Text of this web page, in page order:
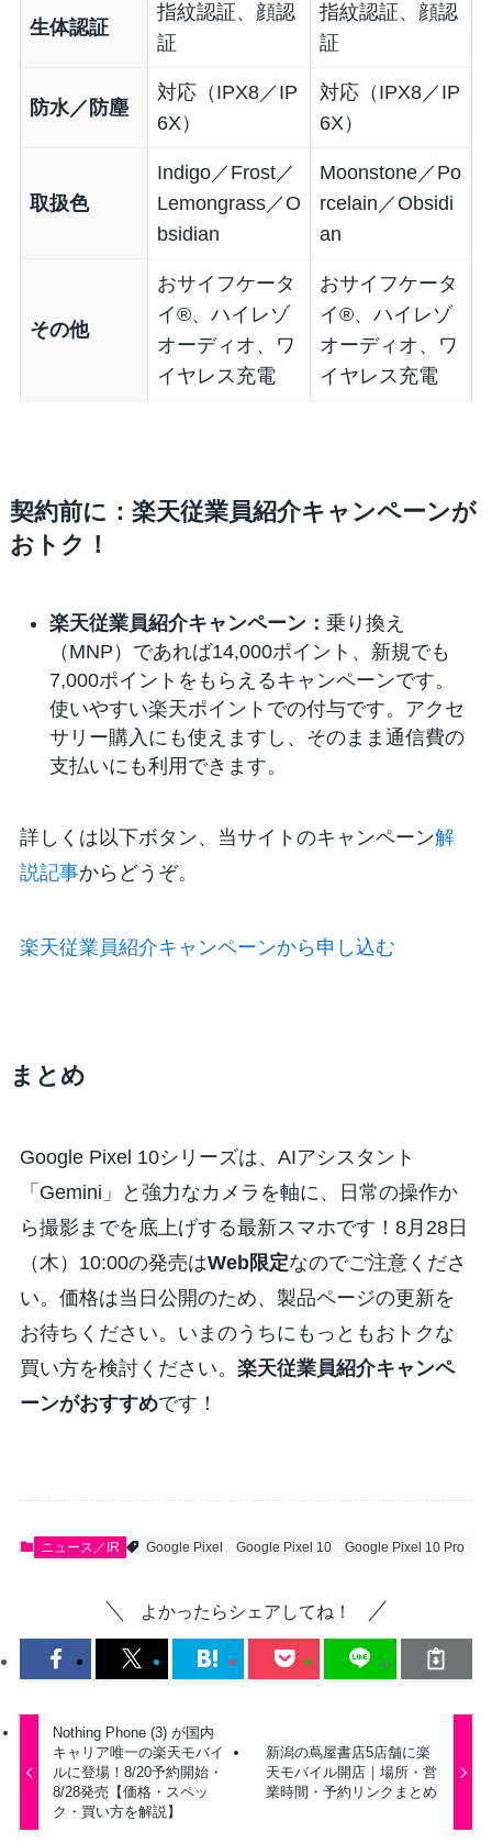
生体認証
指紋認証、顔認
証
指紋認証、顔認
証
防水／防塵
対応（IPX8／IP
6X）
対応（IPX8／IP
6X）
取扱色
Indigo／Frost／
Lemongrass／O
bsidian
Moonstone／Po
rcelain／Obsidi
an
その他
おサイフケータ
イ®、ハイレゾ
オーディオ、ワ
イヤレス充電
おサイフケータ
イ®、ハイレゾ
オーディオ、ワ
イヤレス充電
契約前に：楽天従業員紹介キャンペーンが
おトク！
楽天従業員紹介キャンペーン： 乗り換え
（MNP）であれば14,000ポイント、新規でも
7,000ポイントをもらえるキャンペーンです。
使いやすい楽天ポイントでの付与です。アクセ
サリー購入にも使えますし、そのまま通信費の
支払いにも利用できます。
詳しくは以下ボタン、当サイトのキャンペーン解
説記事からどうぞ。
楽天従業員紹介キャンペーンから申し込む
まとめ
Google Pixel 10シリーズは、AIアシスタント
「Gemini」と強力なカメラを軸に、日常の操作か
ら撮影までを底上げする最新スマホです！8月28日
（木）10:00の発売はWeb限定なのでご注意くださ
い。価格は当日公開のため、製品ページの更新を
お待ちください。いまのうちにもっともおトクな
買い方を検討ください。 楽天従業員紹介キャンペ
ーンがおすすめです！
ニュース／IR Google Pixel Google Pixel 10 Google Pixel 10 Pro
よかったらシェアしてね！
Nothing Phone (3) が国内
キャリア唯一の楽天モバイ
ルに登場！8/20予約開始・
8/28発売【価格・スペッ
ク・買い方を解説】
新潟の蔦屋書店5店舗に楽
天モバイル開店｜場所・営
業時間・予約リンクまとめ